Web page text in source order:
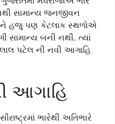
સામાન્ય જનજીવન
હજુ પણ કેટલાક સ્થળોએ
સામાન્ય બની નથી. ત્યાં
પટેલ ની નવી આગાહિ
આગાહિ
ભારેથી અતિભારે